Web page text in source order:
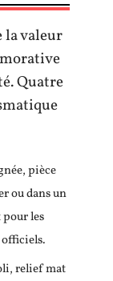
la valeur
Quatre
pièce
ou dans un
pour les
officiels.
relief mat